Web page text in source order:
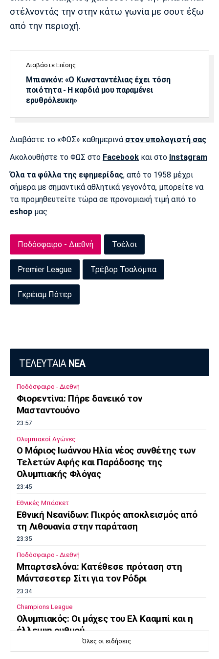
στέλνοντάς την στην κάτω γωνία με σουτ έξω
από την περιοχή.
Διαβάστε Επίσης
Μπιανκόν: «Ο Κωνσταντέλιας έχει τόση
ποιότητα - Η καρδιά μου παραμένει
ερυθρόλευκη»
Διαβάστε το «ΦΩΣ» καθημερινά στον υπολογιστή σας
Ακολουθήστε το ΦΩΣ στο Facebook και στο Instagram
Όλα τα φύλλα της εφημερίδας, από το 1958 μέχρι
σήμερα με σημαντικά αθλητικά γεγονότα, μπορείτε να
τα προμηθευτείτε τώρα σε προνομιακή τιμή από το
eshop μας
Ποδόσφαιρο - Διεθνή Τσέλσι
Premier League Τρέβορ Τσαλόμπα
Γκρέιαμ Πότερ
ΤΕΛΕΥΤΑΙΑ ΝΕΑ
Ποδόσφαιρο - Διεθνή
Φιορεντίνα: Πήρε δανεικό τον
Μασταντουόνο
23:57
Ολυμπιακοί Αγώνες
O Μάριος Ιωάννου Ηλία νέος συνθέτης των
Τελετών Αφής και Παράδοσης της
Ολυμπιακής Φλόγας
23:45
Εθνικές Μπάσκετ
Εθνική Νεανίδων: Πικρός αποκλεισμός από
τη Λιθουανία στην παράταση
23:35
Ποδόσφαιρο - Διεθνή
Μπαρτσελόνα: Κατέθεσε πρόταση στη
Μάντσεστερ Σίτι για τον Ρόδρι
23:34
Champions League
Ολυμπιακός: Οι μάχες του Ελ Κααμπί και η
έλλειψη ρυθμού
Όλες οι ειδήσεις